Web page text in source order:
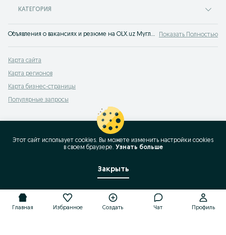
КАТЕГОРИЯ
Объявления о вакансиях и резюме на OLX.uz Муглан. Пора найти работу - тысячи работодателей Узбекистана ищут вас! Показать Полностью
Карта сайта
Карта регионов
Карта бизнес-страницы
Популярные запросы
Главная Избранное Создать Чат Профиль
Этот сайт использует cookies. Вы можете изменить настройки cookies
в своeм браузере. Узнать больше
Закрыть